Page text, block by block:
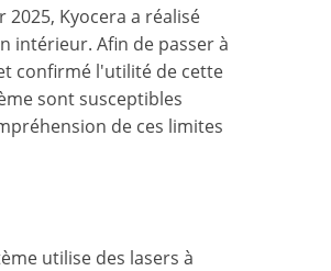
Kyocera a réalisé
intérieur. Afin de passer à
confirmé l'utilité de cette
sont susceptibles
de ces limites
utilise des lasers à